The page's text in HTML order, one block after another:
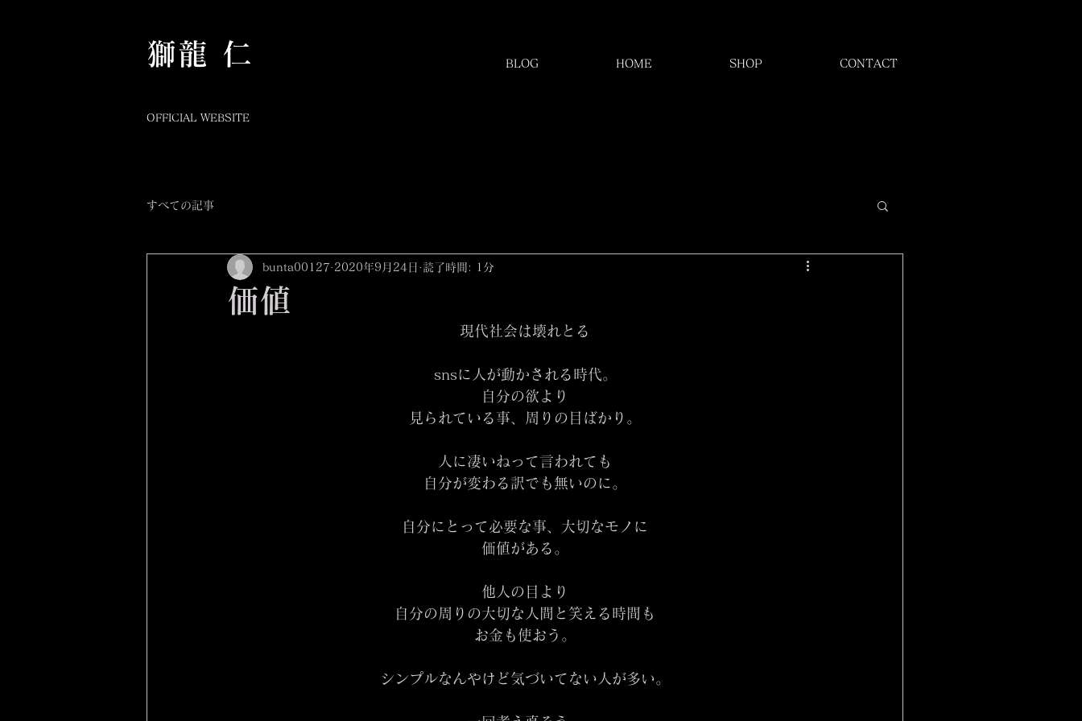
​獅龍 仁 BLOG HOME SHOP CONTACT
OFFICIAL WEBSITE
すべての記事
価値
bunta00127 2020年9月24日 読了時間: 1分
現代社会は壊れとる
snsに人が動かされる時代。
自分の欲より
見られている事、周りの目ばかり。
人に凄いねって言われても
自分が変わる訳でも無いのに。
自分にとって必要な事、大切なモノに
価値がある。
他人の目より
自分の周りの大切な人間と笑える時間も
お金も使おう。
シンプルなんやけど気づいてない人が多い。